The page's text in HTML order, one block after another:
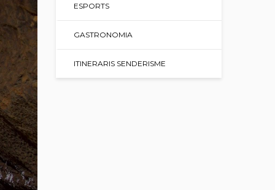
ESPORTS
GASTRONOMIA
ITINERARIS SENDERISME